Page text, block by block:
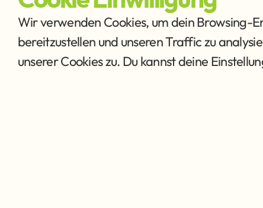
Wir verwenden Cookies, um dein Browsing-
bereitzustellen und unseren Traffic zu
unserer Cookies zu. Du kannst deine